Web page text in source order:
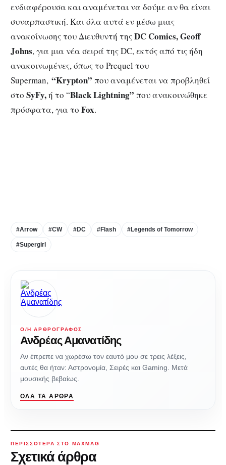
ενδιαφέρουσα και αναμένεται να δούμε αν θα είναι
συναρπαστική. Και όλα αυτά εν μέσω μιας
ανακοίνωσης του Διευθυντή τηςDC Comics, Geoff
Johns, για μια νέα σειρά της DC, εκτός από τις ήδη
ανακοινωμένες, όπως το Prequel του
Superman, “Krypton” που αναμένεται να προβληθεί
στο SyFy,ή το “Black Lightning” που ανακοινώθηκε
πρόσφατα, για το Fox.
#Arrow #CW #DC #Flash #Legends of Tomorrow
#Supergirl
Ο/Η ΑΡΘΡΟΓΡΆΦΟΣ
Ανδρέας Αμανατίδης
Αν έπρεπε να χωρέσω τον εαυτό μου σε τρεις λέξεις,
αυτές θα ήταν: Αστρονομία, Σειρές και Gaming. Μετά
μουσικής βεβαίως.
ΌΛΑ ΤΑ ΆΡΘΡΑ
ΠΕΡΙΣΣΌΤΕΡΑ ΣΤΟ MAXMAG
Σχετικά άρθρα